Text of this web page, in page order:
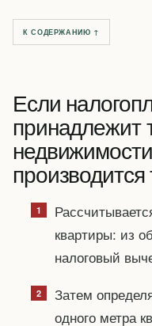
К СОДЕРЖАНИЮ ↑
Если
принадлежит
квартиры: из
налоговый
Затем
одного метра